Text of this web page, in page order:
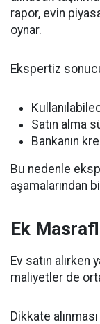
rapor, evin
oynar.
Ekspertiz
Satın alma
Bankanın
Bu nedenle
aşamalarından
Ek
Ev satın
maliyetler de
Dikkate